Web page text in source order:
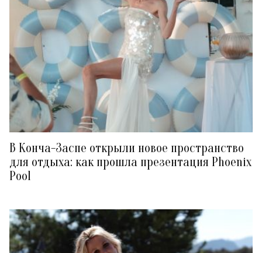
В Конча-Заспе открыли новое пространство
для отдыха: как прошла презентация Phoenix
Pool